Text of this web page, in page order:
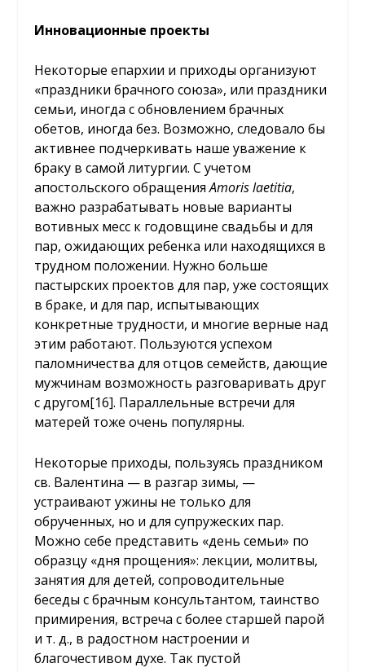
Инновационные проекты
Некоторые епархии и приходы организуют
«праздники брачного союза», или праздники
семьи, иногда с обновлением брачных
обетов, иногда без. Возможно, следовало бы
активнее подчеркивать наше уважение к
браку в самой литургии. С учетом
апостольского обращенияAmoris laetitia,
важно разрабатывать новые варианты
вотивных месс к годовщине свадьбы и для
пар, ожидающих ребенка или находящихся в
трудном положении. Нужно больше
пастырских проектов для пар, уже состоящих
в браке, и для пар, испытывающих
конкретные трудности, и многие верные над
этим работают. Пользуются успехом
паломничества для отцов семейств, дающие
мужчинам возможность разговаривать друг
с другом[16]. Параллельные встречи для
матерей тоже очень популярны.
Некоторые приходы, пользуясь праздником
св. Валентина — в разгар зимы, —
устраивают ужины не только для
обрученных, но и для супружеских пар.
Можно себе представить «день семьи» по
образцу «дня прощения»: лекции, молитвы,
занятия для детей, сопроводительные
беседы с брачным консультантом, таинство
примирения, встреча с более старшей парой
и т. д., в радостном настроении и
благочестивом духе. Так пустой